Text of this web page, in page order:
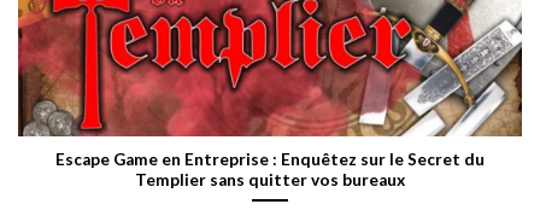
Escape Game en Entreprise : Enquêtez sur le Secret du
Templier sans quitter vos bureaux